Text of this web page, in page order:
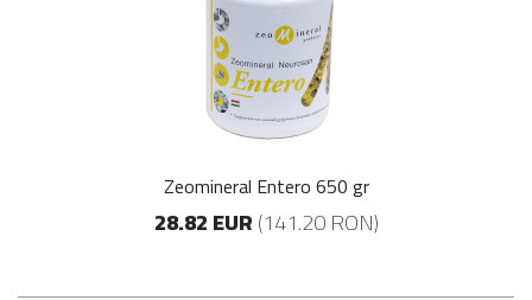
Zeomineral Entero 650 gr
28.82 EUR(141.20 RON)